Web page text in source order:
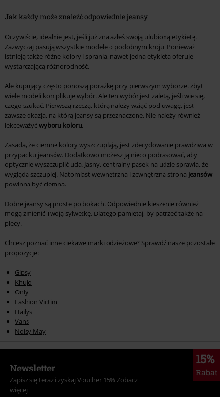
Jak każdy może znaleźć odpowiednie jeansy
Oczywiście, idealnie jest, jeśli już znalazłeś swoją ulubioną etykietę.
Zazwyczaj pasują wszystkie modele o podobnym kroju. Ponieważ
istnieją także różne kolory i sprania, nawet jedna etykieta oferuje
wystarczającą różnorodność.
Ale kupujący często ponoszą porażkę przy pierwszym wyborze. Zbyt
wiele modeli komplikuje wybór. Ale ten wybór jest zaletą, jeśli wie się,
czego szukać. Pierwszą rzeczą, którą należy wziąć pod uwagę, jest
zawsze okazja, na którą jeansy są przeznaczone. Nie należy również
lekceważyćwyboru koloru.
Zasada, że ciemne kolory wyszczuplają, jest zdecydowanie prawdziwa w
przypadku jeansów. Dodatkowo możesz ją nieco podrasować, aby
optycznie wyszczuplić uda. Jasny, centralny pasek na udzie sprawia, że
wygląda szczuplej. Natomiast wewnętrzna i zewnętrzna strona jeansów
powinna być ciemna.
Dobre jeansy są proste po bokach. Odpowiednie kieszenie również
mogą zmienić Twoją sylwetkę. Dlatego pamiętaj, by patrzeć także na
plecy.
Chcesz poznać inne ciekawe marki odzieżowe? Sprawdź nasze pozostałe
propozycje:
Gipsy
Khujo
Only
Fashion Victim
Hailys
Vans
Noisy May
15%
Rabat
Newsletter
Zapisz się teraz i zyskaj Voucher 15% Zobacz
więcej